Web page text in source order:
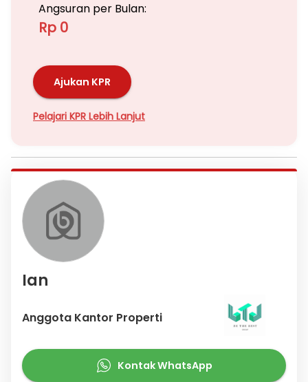
Angsuran per Bulan:
Rp 0
Ajukan KPR
Pelajari KPR Lebih Lanjut
Ian
Anggota Kantor Properti
Kontak WhatsApp